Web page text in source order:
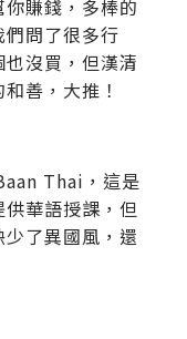
賺錢，多棒的
們問了很多行
沒買，但漢清
善，大推！
Thai，這是
華語授課，但
了異國風，還